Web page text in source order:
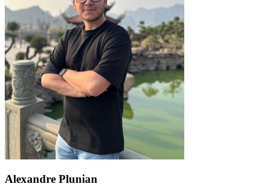
Alexandre Plunian